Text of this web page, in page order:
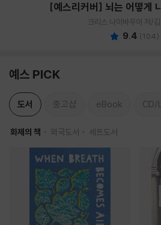
[예스리커버] 뇌는 어떻게
크리스 나이바우어 저/
9.4 (104)
예스 PICK
도서 중고샵 eBook CD/
화제의 책 외국도서 세트도서